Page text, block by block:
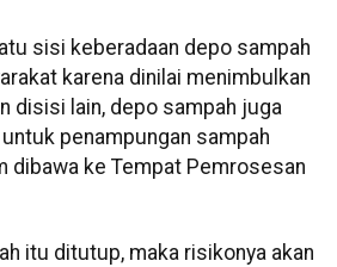
sisi keberadaan depo sampah
karena dinilai menimbulkan
disisi lain, depo sampah juga
penampungan sampah
dibawa ke Tempat Pemrosesan
itu ditutup, maka risikonya akan